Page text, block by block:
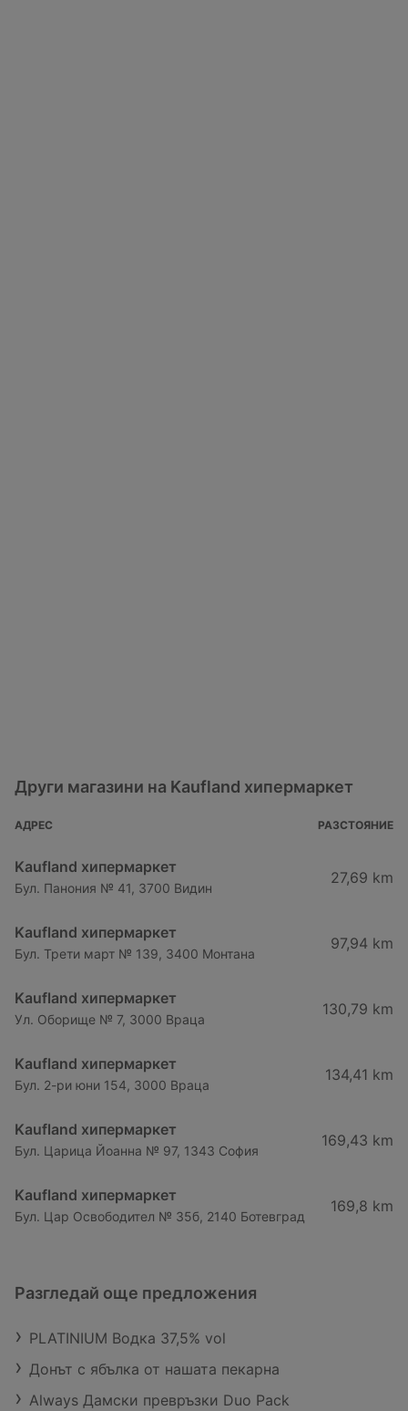
Други магазини на Kaufland хипермаркет
АДРЕС РАЗСТОЯНИЕ
Kaufland хипермаркет
Бул. Панония № 41, 3700 Видин
27,69 km
Kaufland хипермаркет
Бул. Трети март № 139, 3400 Монтана
97,94 km
Kaufland хипермаркет
Ул. Оборище № 7, 3000 Враца
130,79 km
Kaufland хипермаркет
Бул. 2-ри юни 154, 3000 Враца
134,41 km
Kaufland хипермаркет
Бул. Царица Йоанна № 97, 1343 София
169,43 km
Kaufland хипермаркет
Бул. Цар Освободител № 35б, 2140 Ботевград
169,8 km
Разгледай още предложения
PLATINIUM Водка 37,5% vol
Донът с ябълка от нашата пекарна
Always Дамски превръзки Duo Pack